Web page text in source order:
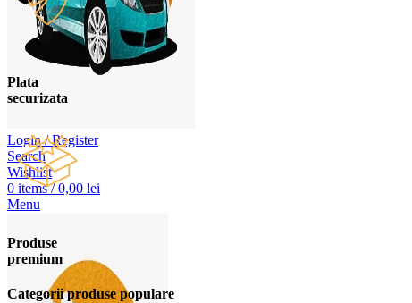
Login / Register
Search
Wishlist
0 items / 0,00 lei
Menu
Plata
securizata
Produse
premium
Categorii produse populare